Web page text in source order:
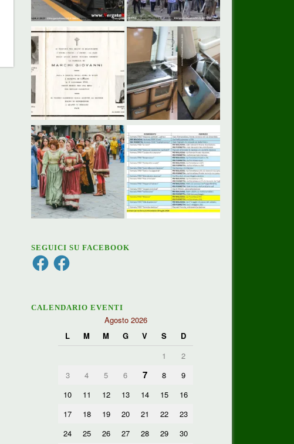
SEGUICI SU FACEBOOK
FacebookFacebook
CALENDARIO EVENTI
Agosto 2026
L
M M G V S
D
1
2
3
4 5 6 7 8
9
10
11 12 13 14 15
16
17
18 19 20 21 22
23
24
25 26 27 28 29
30